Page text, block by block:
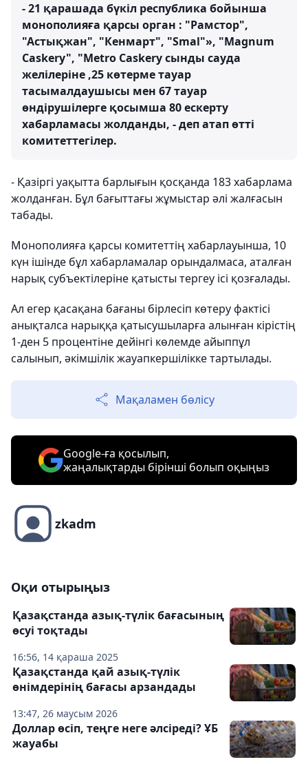
- 21 қарашада бүкіл республика бойынша
монополияға қарсы орган : "Рамстор",
"Астықжан", "Кенмарт", "Smal"», "Magnum
Caskery", "Metro Caskery сынды сауда
желілеріне ,25 көтерме тауар
тасымалдаушысы мен 67 тауар
өндірушілерге қосымша 80 ескерту
хабарламасы жолданды, - деп атап өтті
комитеттегілер.
- Қазіргі уақытта барлығын қосқанда 183 хабарлама
жолданған. Бұл бағыттағы жұмыстар әлі жалғасын
табады.
Монополияға қарсы комитеттің хабарлауынша, 10
күн ішінде бұл хабарламалар орындалмаса, аталған
нарық субъектілеріне қатысты тергеу ісі қозғалады.
Ал егер қасақана бағаны бірлесіп көтеру фактісі
анықталса нарыққа қатысушыларға алынған кірістің
1-ден 5 процентіне дейінгі көлемде айыппұл
салынып, әкімшілік жауапкершілікке тартылады.
Мақаламен бөлісу
Google-ға қосылып,
жаңалықтарды бірінші болып оқыңыз
zkadm
Оқи отырыңыз
16:56, 14 қараша 2025
Қазақстанда азық-түлік бағасының
өсуі тоқтады
13:47, 26 маусым 2026
Қазақстанда қай азық-түлік
өнімдерінің бағасы арзандады
Доллар өсіп, теңге неге әлсіреді? ҰБ
жауабы